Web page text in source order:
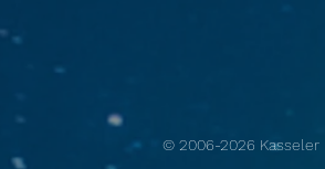
© 2006-2026 Kasseler